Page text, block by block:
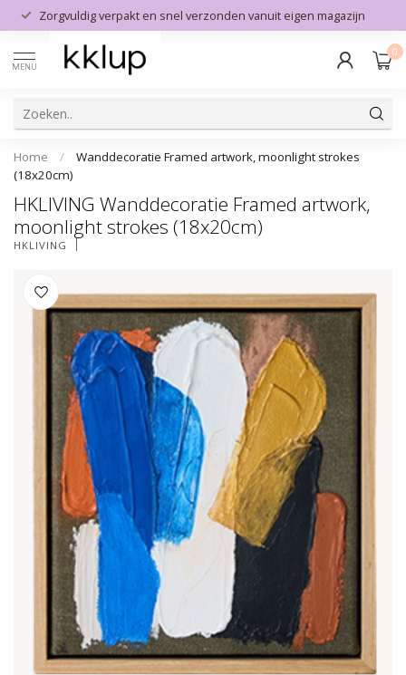
Zorgvuldig verpakt en snel verzonden vanuit eigen magazijn
MENU
0
Home /
Wanddecoratie Framed artwork, moonlight strokes
(18x20cm)
HKLIVING Wanddecoratie Framed artwork,
moonlight strokes (18x20cm)
HKLIVING